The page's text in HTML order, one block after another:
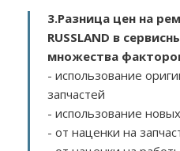
3.Разница цен на
RUSSLAND в
множества
- использование
запчастей
- использование
- от наценки на